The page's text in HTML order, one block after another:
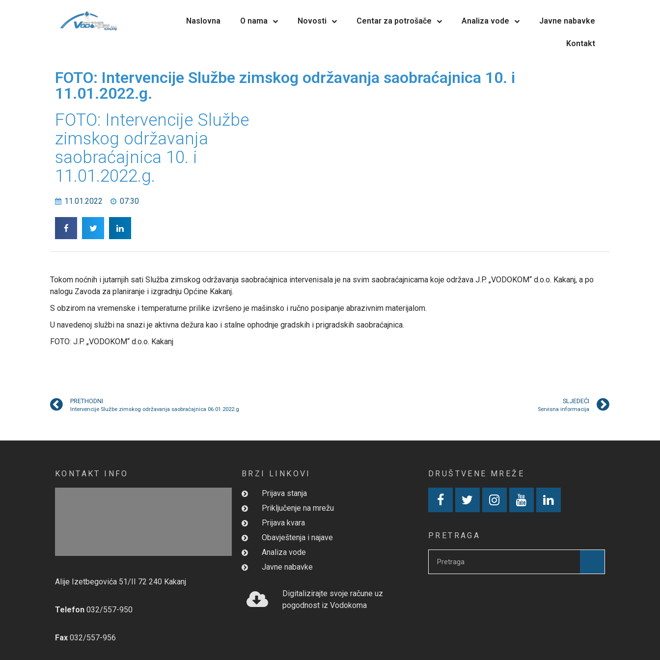
Naslovna O nama Novosti Centar za potrošače Analiza vode Javne nabavke
Kontakt
FOTO: Intervencije Službe zimskog održavanja saobraćajnica 10. i
11.01.2022.g.
FOTO: Intervencije Službe
zimskog održavanja
saobraćajnica 10. i
11.01.2022.g.
11.01.2022 07:30
Tokom noćnih i jutarnjih sati Služba zimskog održavanja saobraćajnica intervenisala je na svim saobraćajnicama koje održava J.P. „VODOKOM“ d.o.o. Kakanj, a po
nalogu Zavoda za planiranje i izgradnju Općine Kakanj.
S obzirom na vremenske i temperaturne prilike izvršeno je mašinsko i ručno posipanje abrazivnim materijalom.
U navedenoj službi na snazi je aktivna dežura kao i stalne ophodnje gradskih i prigradskih saobraćajnica.
FOTO: J.P. „VODOKOM“ d.o.o. Kakanj
PRETHODNI
Intervencije Službe zimskog održavanja saobraćajnica 06.01.2022.g
SLJEDEĆI
Servisna informacija
KONTAKT INFO
Alije Izetbegovića 51/II 72 240 Kakanj
Telefon 032/557-950
Fax 032/557-956
BRZI LINKOVI
Prijava stanja
Priključenje na mrežu
Prijava kvara
Obavještenja i najave
Analiza vode
Javne nabavke
Digitalizirajte svoje račune uz
pogodnost iz Vodokoma
DRUŠTVENE MREŽE
PRETRAGA